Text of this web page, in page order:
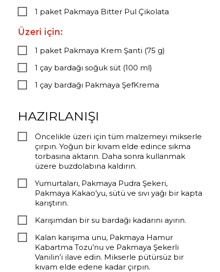
1 paket Pakmaya Bitter Pul Çikolata
Üzeri için:
1 paket Pakmaya Krem Şanti (75 g)
1 çay bardağı soğuk süt (100 ml)
1 çay bardağı Pakmaya ŞefKrema
HAZIRLANIŞI
Öncelikle üzeri için tüm malzemeyi mikserle
çırpın. Yoğun bir kıvam elde edince sıkma
torbasına aktarın. Daha sonra kullanmak
üzere buzdolabına kaldırın.
Yumurtaları, Pakmaya Pudra Şekeri,
Pakmaya Kakao’yu, sütü ve sıvı yağı bir kapta
karıştırın.
Karışımdan bir su bardağı kadarını ayırın.
Kalan karışıma unu, Pakmaya Hamur
Kabartma Tozu’nu ve Pakmaya Şekerli
Vanilin’i ilave edin. Mikserle pütürsüz bir
kıvam elde edene kadar çırpın.